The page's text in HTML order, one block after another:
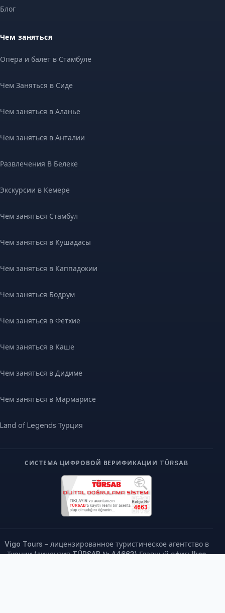
Блог
Чем заняться
Опера и балет в Стамбуле
Чем Заняться в Сиде
Чем заняться в Аланье
Чем заняться в Анталии
Развлечения В Белеке
Экскурсии в Кемере
Чем заняться Стамбул
Чем заняться в Кушадасы
Чем заняться в Каппадокии
Чем заняться Бодрум
Чем заняться в Фетхие
Чем заняться в Каше
Чем заняться в Дидиме
Чем заняться в Мармарисе
Land of Legends Турция
СИСТЕМА ЦИФРОВОЙ ВЕРИФИКАЦИИ TÜRSAB
Vigo Tours – лицензированное туристическое агентство в
Турции (лицензия TÜRSAB № A4663) Главный офис: Ilıca